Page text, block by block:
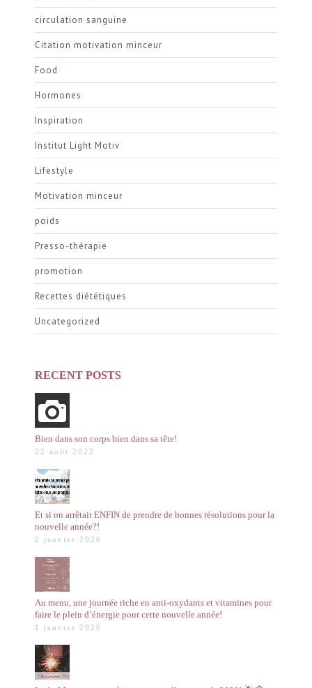
circulation sanguine
Citation motivation minceur
Food
Hormones
Inspiration
Institut Light Motiv
Lifestyle
Motivation minceur
poids
Presso-thérapie
promotion
Recettes diététiques
Uncategorized
RECENT POSTS
Bien dans son corps bien dans sa tête!
22 août 2022
Et si on arrêtait ENFIN de prendre de bonnes résolutions pour la
nouvelle année?!
2 janvier 2020
Au menu, une journée riche en anti-oxydants et vitamines pour
faire le plein d’énergie pour cette nouvelle année!
1 janvier 2020